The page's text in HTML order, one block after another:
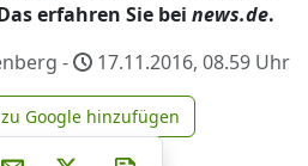
erfahren Sie bei news.de.
-
17.11.2016, 08.59 Uhr
news.de zu Google
Google hinzufügen
auf Facebook
Teilen auf Whatsapp
Teilen auf Telegram